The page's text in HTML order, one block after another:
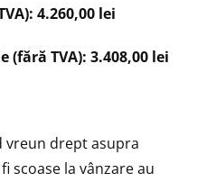
4.260,00 lei
TVA): 3.408,00 lei
vreun drept asupra
scoase la vânzare au